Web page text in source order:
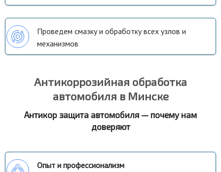
Проведем смазку и обработку всех узлов и
механизмов
Антикоррозийная обработка
автомобиля в Минске
Антикор защита автомобиля — почему нам
доверяют
Опыт и профессионализм